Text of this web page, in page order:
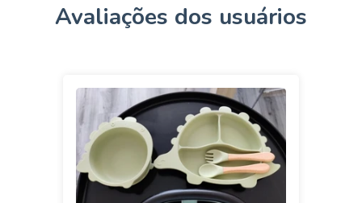
Avaliações dos usuários